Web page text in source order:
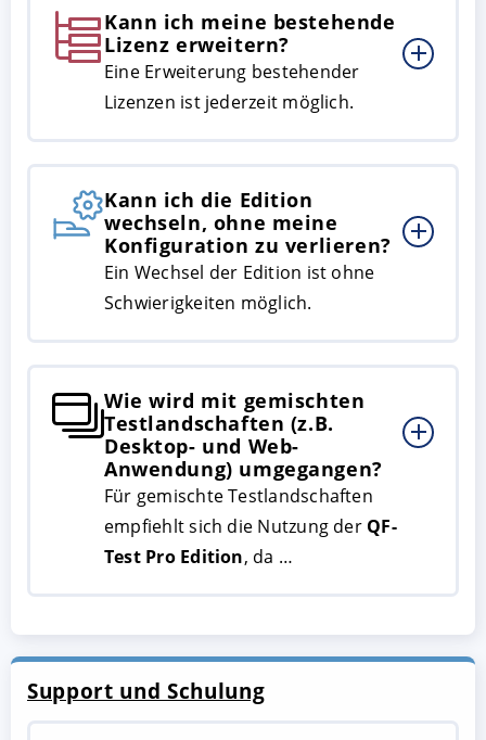
Kann ich meine bestehende
Lizenz erweitern?
Eine Erweiterung bestehender
Lizenzen ist jederzeit möglich.
Kann ich die Edition
wechseln, ohne meine
Konfiguration zu verlieren?
Ein Wechsel der Edition ist ohne
Schwierigkeiten möglich.
Wie wird mit gemischten
Testlandschaften (z.B.
Desktop- und Web-
Anwendung) umgegangen?
Für gemischte Testlandschaften
empfiehlt sich die Nutzung der QF-
Test Pro Edition, da …
Support und Schulung